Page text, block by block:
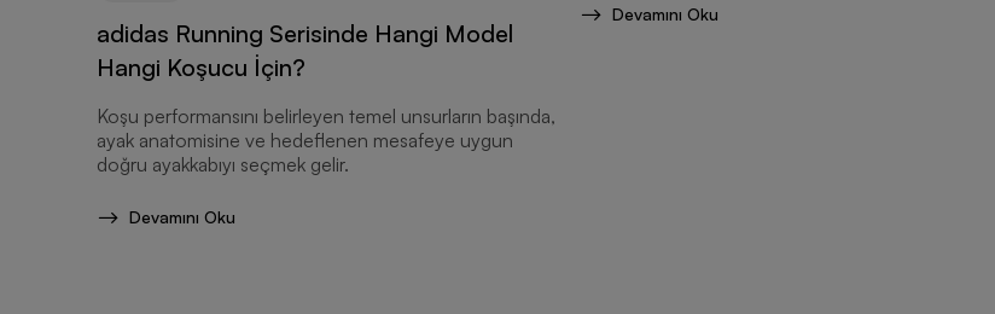
adidas Running Serisinde Hangi Model
Hangi Koşucu İçin?
Koşu performansını belirleyen temel unsurların başında,
ayak anatomisine ve hedeflenen mesafeye uygun
doğru ayakkabıyı seçmek gelir.
Devamını Oku
Devamını Oku